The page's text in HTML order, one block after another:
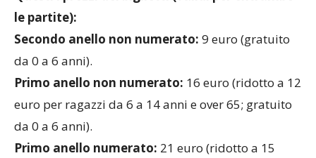
16.30 di sabato.
Questi i prezzi dei biglietti (validi per entrambe
le partite):
Secondo anello non numerato:9 euro (gratuito
da 0 a 6 anni).
Primo anello non numerato:
euro per ragazzi da 6 a 14 anni e over 65; gratuito